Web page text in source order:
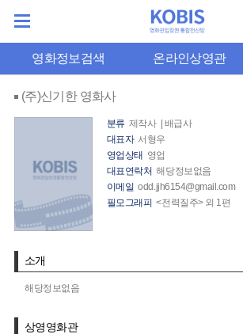
영화정보검색 온라인상영관
(주)신기한 영화사
분류 제작사 | 배급사
대표자 서형우
영업상태 영업
대표연락처 해당정보없음
이메일 odd.jjh6154@gmail.com
필모그래피 <전력질주> 외 1편
소개
해당정보없음
상영영화관